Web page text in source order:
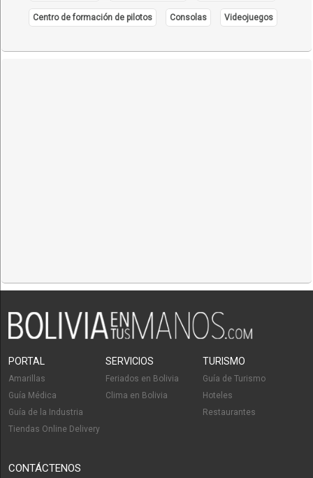
Centro de formación de pilotos Consolas Videojuegos
PORTAL
Amarillas
Guía Médica
Guía de la Industria
Tiendas Online Delivery
SERVICIOS
Feriados en Bolivia
Clima en Bolivia
TURISMO
Guía de Turismo
Hoteles
Restaurantes
CONTÁCTENOS